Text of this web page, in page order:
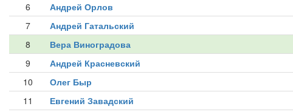
6
Андрей Орлов
7
Андрей Гатальский
8
Вера Виноградова
9
Андрей Красневский
10
Олег Быр
11
Евгений Завадский